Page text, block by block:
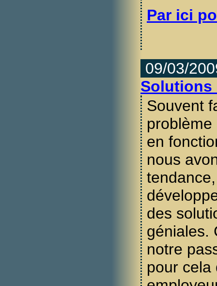
Par ici
09/03/
Solutions
Souvent
en
nous
des
géniales.
notre
pour cela